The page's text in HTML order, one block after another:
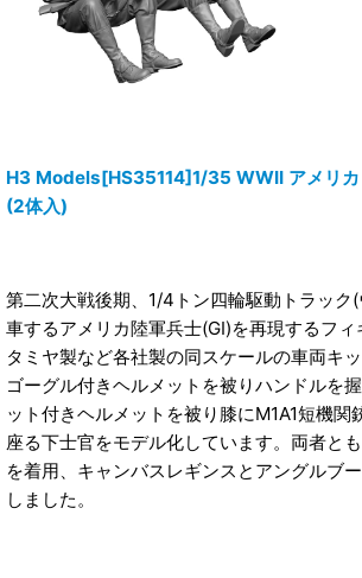
H3 Models[HS35114]1/35 WWII アメリカ
(2体入)
第二次大戦後期、1/4トン四輪駆動トラック
車するアメリカ陸軍兵士(GI)を再現するフィ
タミヤ製など各社製の同スケールの車両キッ
ゴーグル付きヘルメットを被りハンドルを
ット付きヘルメットを被り膝にM1A1短機関
座る下士官をモデル化しています。両者と
を着用、キャンバスレギンスとアングルブ
しました。